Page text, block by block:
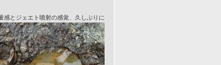
感とジェエト噴射の感覚、久しぶりに